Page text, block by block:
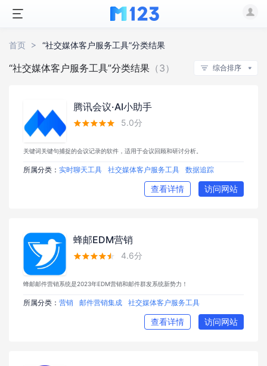
首页 “社交媒体客户服务工具”分类结果
“社交媒体客户服务工具”分类结果 （3） 综合排序
腾讯会议·AI小助手
 5.0分
关键词关键句捕捉的会议记录的软件，适用于会议回顾和研讨分析。
所属分类： 实时聊天工具 社交媒体客户服务工具 数据追踪
查看详情 访问网站
蜂邮EDM营销
 4.6分
蜂邮邮件营销系统是2023年EDM营销和邮件群发系统新势力！
所属分类： 营销 邮件营销集成 社交媒体客户服务工具
查看详情 访问网站